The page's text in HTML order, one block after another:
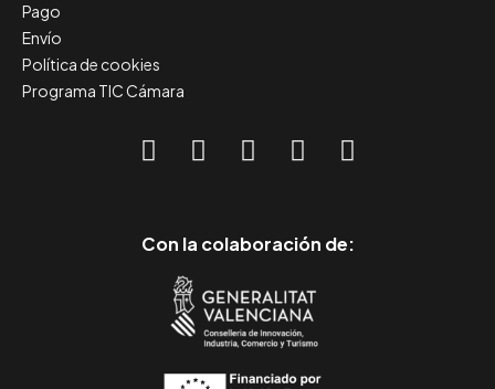
Pago
Envío
Política de cookies
Programa TIC Cámara
Con la colaboración de: